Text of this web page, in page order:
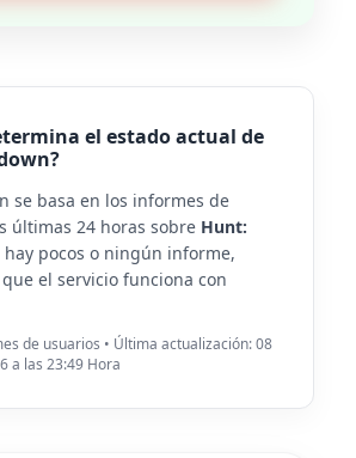
el estado actual de
se basa en los informes de
últimas 24 horas sobre Hunt:
hay pocos o ningún informe,
el servicio funciona con
de usuarios • Última actualización: 08
a las 23:49 Hora